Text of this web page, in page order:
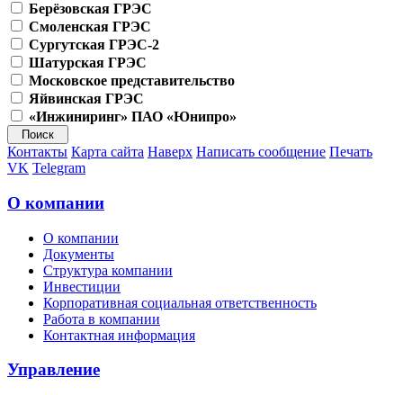
Берёзовская ГРЭС
Смоленская ГРЭС
Сургутская ГРЭС-2
Шатурская ГРЭС
Московское представительство
Яйвинская ГРЭС
«Инжиниринг» ПАО «Юнипро»
Контакты Карта сайта Наверх Написать сообщение Печать
VK Telegram
О компании
О компании
Документы
Структура компании
Инвестиции
Корпоративная социальная ответственность
Работа в компании
Контактная информация
Управление